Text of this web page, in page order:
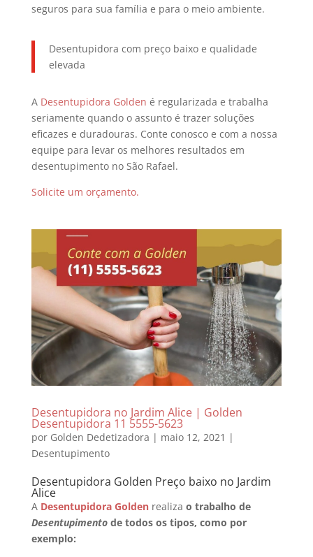
seguros para sua família e para o meio ambiente.
Desentupidora com preço baixo e qualidade
elevada
A Desentupidora Golden é regularizada e trabalha
seriamente quando o assunto é trazer soluções
eficazes e duradouras. Conte conosco e com a nossa
equipe para levar os melhores resultados em
desentupimento no São Rafael.
Solicite um orçamento.
Desentupidora no Jardim Alice | Golden
Desentupidora 11 5555-5623
por Golden Dedetizadora | maio 12, 2021 |
Desentupimento
Desentupidora Golden Preço baixo no Jardim
Alice
A Desentupidora Golden realiza o trabalho de
Desentupimentode todos os tipos, como por
exemplo: